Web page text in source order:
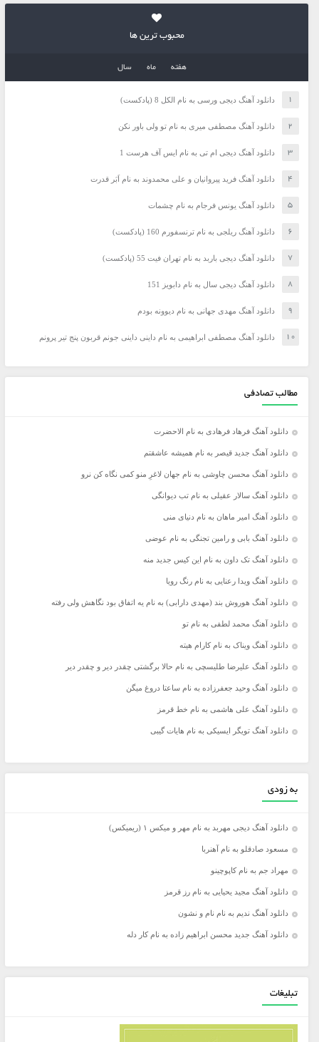
محبوب ترین ها
هفته ماه سال
دانلود آهنگ دیجی ورسی به نام الکل 8 (پادکست)
دانلود آهنگ مصطفی میری به نام تو ولی باور نکن
دانلود آهنگ دیجی ام تی به نام ایس آف هرست 1
دانلود آهنگ فرید پیروانیان و علی محمدوند به نام اَبَر قدرت
دانلود آهنگ یونس فرجام به نام چشمات
دانلود آهنگ ریلجی به نام ترنسفورم 160 (پادکست)
دانلود آهنگ دیجی باربد به نام تهران فیت 55 (پادکست)
دانلود آهنگ دیجی سال به نام دابویز 151
دانلود آهنگ مهدی جهانی به نام دیوونه بودم
دانلود آهنگ مصطفی ابراهیمی به نام داینی داینی جونم قربون پنج تیر پرونم
مطالب تصادفی
دانلود آهنگ فرهاد فرهادی به نام الاحضرت
دانلود آهنگ جدید قیصر به نام همیشه عاشقتم
دانلود آهنگ محسن چاوشی به نام جهان لاغرِ منو کمی نگاه کن نرو
دانلود آهنگ سالار عقیلی به نام تب دیوانگی
دانلود آهنگ امیر ماهان به نام دنیای منی
دانلود آهنگ بابی و رامین تجنگی به نام عوضی
دانلود آهنگ تک داون به نام این کیس جدید منه
دانلود آهنگ ویدا رعنایی به نام رنگ رویا
دانلود آهنگ هوروش بند (مهدی دارابی) به نام یه اتفاق بود نگاهش ولی رفته
دانلود آهنگ محمد لطفی به نام تو
دانلود آهنگ ویناک به نام کارام هیته
دانلود آهنگ علیرضا طلیسچی به نام حالا برگشتی چقدر دیر و چقدر دیر
دانلود آهنگ وحید جعفرزاده به نام ساعتا دروغ میگن
دانلود آهنگ علی هاشمی به نام خط قرمز
دانلود آهنگ تویگر ایسیکی به نام هایات گیبی
به زودی
دانلود آهنگ دیجی مهربد به نام مهر و میکس ۱ (ریمیکس)
مسعود صادقلو به نام آهنربا
مهراد جم به نام کاپوچینو
دانلود آهنگ مجید یحیایی به نام رز قرمز
دانلود آهنگ ندیم به نام نام و نشون
دانلود آهنگ جدید محسن ابراهیم زاده به نام کار دله
تبلیغات